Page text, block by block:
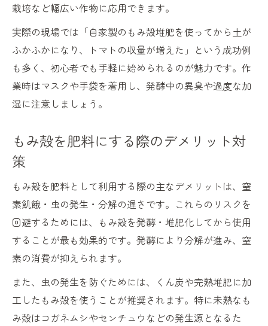
栽培など幅広い作物に応用できます。
実際の現場では「自家製のもみ殻堆肥を使ってから土が
ふかふかになり、トマトの収量が増えた」という成功例
も多く、初心者でも手軽に始められるのが魅力です。作
業時はマスクや手袋を着用し、発酵中の異臭や過度な加
湿に注意しましょう。
もみ殻を肥料にする際のデメリット対
策
もみ殻を肥料として利用する際の主なデメリットは、窒
素飢餓・虫の発生・分解の遅さです。これらのリスクを
回避するためには、もみ殻を発酵・堆肥化してから使用
することが最も効果的です。発酵により分解が進み、窒
素の消費が抑えられます。
また、虫の発生を防ぐためには、くん炭や完熟堆肥に加
工したもみ殻を使うことが推奨されます。特に未熟なも
み殻はコガネムシやセンチュウなどの発生源となるた